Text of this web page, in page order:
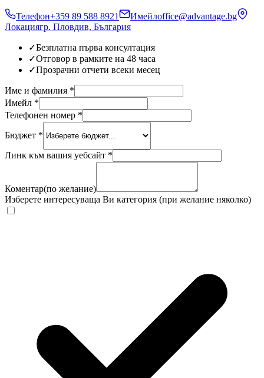
Телефон+359 89 588 8921 Имейлoffice@advantage.bg
Локациягр. Пловдив, България
✓Безплатна първа консултация
✓Отговор в рамките на 48 часа
✓Прозрачни отчети всеки месец
Име и фамилия *
Имейл *
Телефонен номер *
Бюджет *
Линк към вашия уебсайт *
Коментар(по желание)
Изберете интересуваща Ви категория (при желание няколко)